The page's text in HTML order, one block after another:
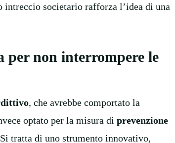
intreccio societario rafforza l’idea di una
per non interrompere le
, che avrebbe comportato la
optato per la misura di prevenzione
tratta di uno strumento innovativo,